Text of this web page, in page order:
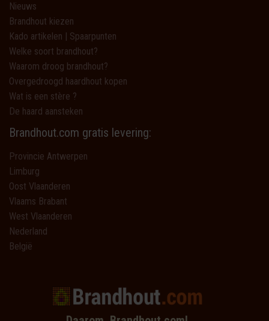
Nieuws
Brandhout kiezen
Kado artikelen | Spaarpunten
Welke soort brandhout?
Waarom droog brandhout?
Overgedroogd haardhout kopen
Wat is een stère ?
De haard aansteken
Brandhout.com gratis levering:
Provincie Antwerpen
Limburg
Oost Vlaanderen
Vlaams Brabant
West Vlaanderen
Nederland
België